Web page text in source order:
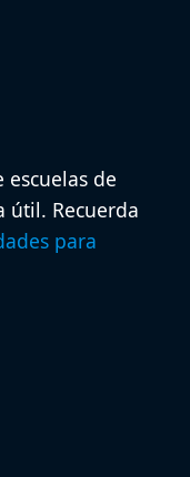
de
útil. Recuerda
para